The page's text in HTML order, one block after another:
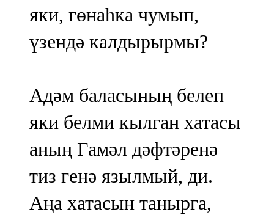
яки, гөнаһка чумып,
үзендә калдырырмы?
Адәм баласының белеп
яки белми кылган хатасы
аның Гамәл дәфтәренә
тиз генә язылмый, ди.
Аңа хатасын танырга,